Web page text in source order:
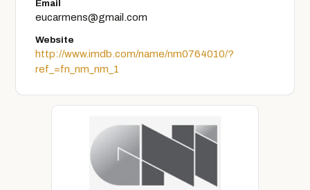
Email
eucarmens@gmail.com
Website
http://www.imdb.com/name/nm0764010/?
ref_=fn_nm_nm_1